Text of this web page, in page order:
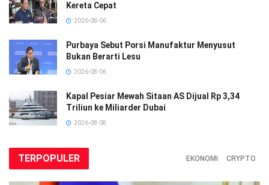
Kereta Cepat
2026-08-06
Purbaya Sebut Porsi Manufaktur Menyusut
Bukan Berarti Lesu
2026-08-06
Kapal Pesiar Mewah Sitaan AS Dijual Rp 3,34
Triliun ke Miliarder Dubai
2026-08-08
TERPOPULER EKONOMI CRYPTO